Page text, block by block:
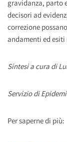
gravidanza, parto
decisori ad
correzione
andamenti ed esiti
Sintesi a cura di
Servizio di
Per saperne di più: